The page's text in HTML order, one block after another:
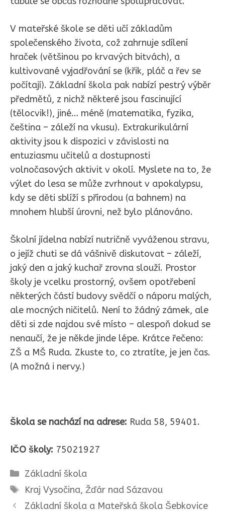
V mateřské škole se děti učí základům
společenského života, což zahrnuje sdílení
hraček (většinou po krvavých bitvách), a
kultivované vyjadřování se (křik, pláč a řev se
počítají). Základní škola pak nabízí pestrý výběr
předmětů, z nichž některé jsou fascinující
(tělocvik!), jiné… méně (matematika, fyzika,
čeština – záleží na vkusu). Extrakurikulární
aktivity jsou k dispozici v závislosti na
entuziasmu učitelů a dostupnosti
volnočasových aktivit v okolí. Myslete na to, že
výlet do lesa se může zvrhnout v apokalypsu,
kdy se děti sblíží s přírodou (a bahnem) na
mnohem hlubší úrovni, než bylo plánováno.
Školní jídelna nabízí nutričně vyváženou stravu,
o jejíž chuti se dá vášnivě diskutovat – záleží,
jaký den a jaký kuchař zrovna slouží. Prostor
školy je vcelku prostorný, ovšem opotřebení
některých částí budovy svědčí o náporu malých,
ale mocných ničitelů. Není to žádný zámek, ale
děti si zde najdou své místo – alespoň dokud se
nenaučí, že je někde jinde lépe. Krátce řečeno:
ZŠ a MŠ Ruda. Zkuste to, co ztratíte, je jen čas.
(A možná i nervy.)
Škola se nachází na adrese: Ruda 58, 59401.
IČO školy: 75021927
Rubriky
Základní škola
Štítky
Kraj Vysočina, Žďár nad Sázavou
Základní škola a Mateřská škola Šebkovice